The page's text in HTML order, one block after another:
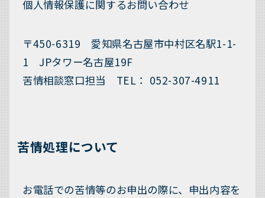
個人情報保護に関するお問い合わせ
〒450-6319 愛知県名古屋市中村区名駅1-1-
1 JPタワー名古屋19F
苦情相談窓口担当 TEL： 052-307-4911
苦情処理について
お電話での苦情等のお申出の際に、申出内容を